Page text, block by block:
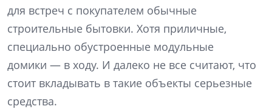
для встреч с покупателем обычные
строительные бытовки. Хотя приличные,
специально обустроенные модульные
домики — в ходу. И далеко не все считают, что
стоит вкладывать в такие объекты серьезные
средства.